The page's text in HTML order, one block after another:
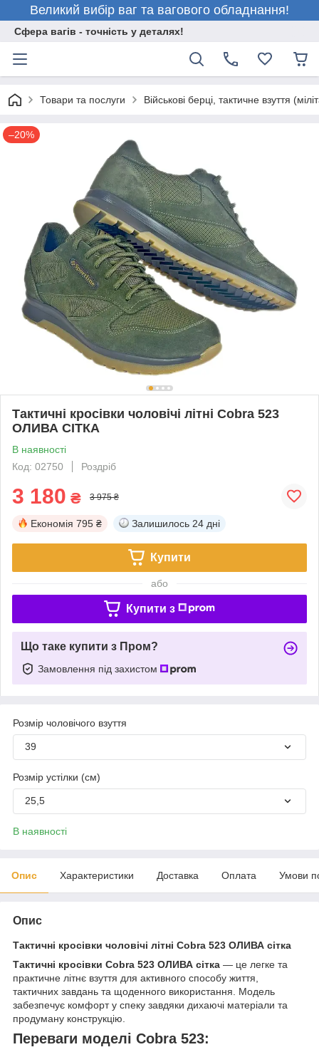
Великий вибір ваг та вагового обладнання!
Сфера вагів - точність у деталях!
Товари та послуги Військові берці, тактичне взуття
–20%
Тактичні кросівки чоловічі літні Cobra 523
ОЛИВА СІТКА
В наявності
Код: 02750
Роздріб
3 180 ₴ 3 975 ₴
Економія 795 ₴ Залишилось 24 дні
Купити
або
Купити з
Що таке купити з Пром?
Замовлення під захистом
Розмір чоловічого взуття
39
Розмір устілки (см)
25,5
В наявності
Опис Характеристики Доставка Оплата Умови
Опис
Тактичні кросівки чоловічі літні Cobra 523 ОЛИВА сітка
Тактичні кросівки Cobra 523 ОЛИВА сітка — це легке та
практичне літнє взуття для активного способу життя,
тактичних завдань та щоденного використання. Модель
забезпечує комфорт у спеку завдяки дихаючі матеріали та
продуману конструкцію.
Переваги моделі Cobra 523: